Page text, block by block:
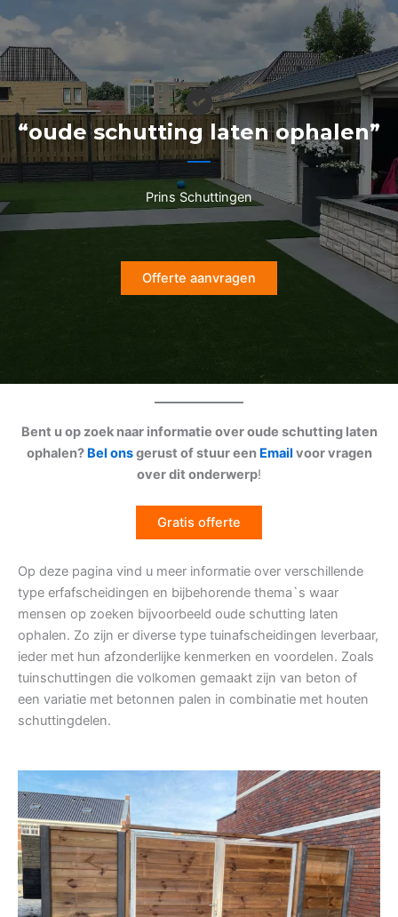
naar
de
inhoud
“oude schutting laten ophalen”
Prins Schuttingen
Offerte aanvragen
Bent u op zoek naar informatie over oude schutting laten
ophalen? Bel onsgerust of stuur een Email voor vragen
over dit onderwerp!
Gratis offerte
Op deze pagina vind u meer informatie over verschillende
type erfafscheidingen en bijbehorende thema`s waar
mensen op zoeken bijvoorbeeld oude schutting laten
ophalen. Zo zijn er diverse type tuinafscheidingen leverbaar,
ieder met hun afzonderlijke kenmerken en voordelen. Zoals
tuinschuttingen die volkomen gemaakt zijn van beton of
een variatie met betonnen palen in combinatie met houten
schuttingdelen.